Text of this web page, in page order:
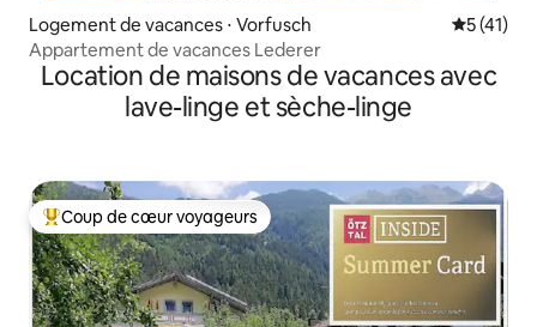
Logement de vacances ⋅ Vorfusch
5 (41)
Appartement de vacances Lederer
Location de maisons de vacances avec
lave-linge et sèche-linge
Coups de cœur voyageurs les plus appréciés
Coup de cœur voyageurs